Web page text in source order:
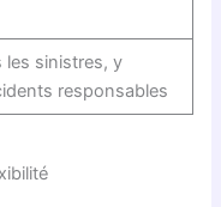
les sinistres, y
responsables